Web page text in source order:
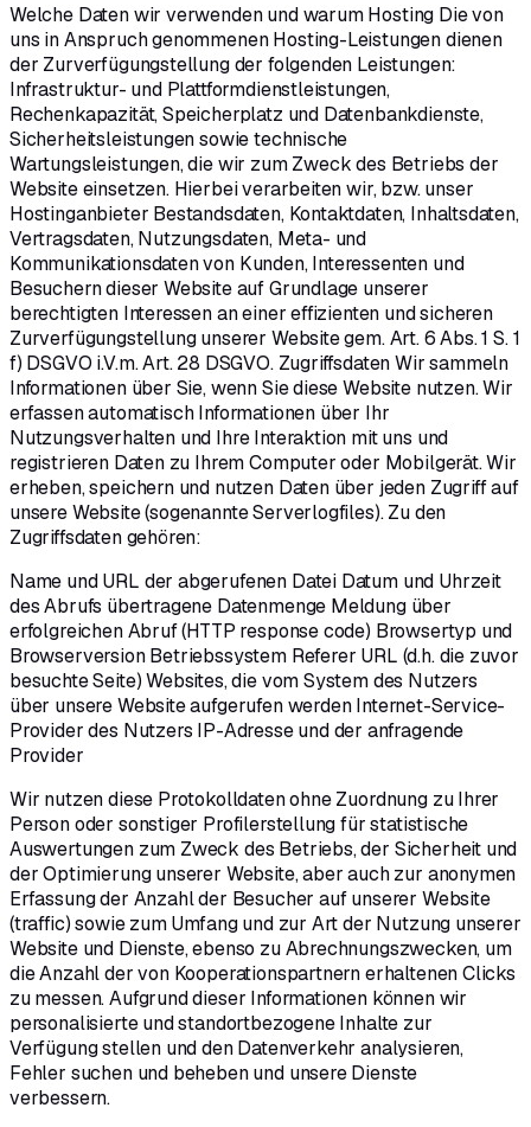
Welche Daten wir verwenden und warum Hosting Die von
uns in Anspruch genommenen Hosting-Leistungen dienen
der Zurverfügungstellung der folgenden Leistungen:
Infrastruktur- und Plattformdienstleistungen,
Rechenkapazität, Speicherplatz und Datenbankdienste,
Sicherheitsleistungen sowie technische
Wartungsleistungen, die wir zum Zweck des Betriebs der
Website einsetzen. Hierbei verarbeiten wir, bzw. unser
Hostinganbieter Bestandsdaten, Kontaktdaten, Inhaltsdaten,
Vertragsdaten, Nutzungsdaten, Meta- und
Kommunikationsdaten von Kunden, Interessenten und
Besuchern dieser Website auf Grundlage unserer
berechtigten Interessen an einer effizienten und sicheren
Zurverfügungstellung unserer Website gem. Art. 6 Abs. 1 S. 1
f) DSGVO i.V.m. Art. 28 DSGVO. Zugriffsdaten Wir sammeln
Informationen über Sie, wenn Sie diese Website nutzen. Wir
erfassen automatisch Informationen über Ihr
Nutzungsverhalten und Ihre Interaktion mit uns und
registrieren Daten zu Ihrem Computer oder Mobilgerät. Wir
erheben, speichern und nutzen Daten über jeden Zugriff auf
unsere Website (sogenannte Serverlogfiles). Zu den
Zugriffsdaten gehören:
Name und URL der abgerufenen Datei Datum und Uhrzeit
des Abrufs übertragene Datenmenge Meldung über
erfolgreichen Abruf (HTTP response code) Browsertyp und
Browserversion Betriebssystem Referer URL (d.h. die zuvor
besuchte Seite) Websites, die vom System des Nutzers
über unsere Website aufgerufen werden Internet-Service-
Provider des Nutzers IP-Adresse und der anfragende
Provider
Wir nutzen diese Protokolldaten ohne Zuordnung zu Ihrer
Person oder sonstiger Profilerstellung für statistische
Auswertungen zum Zweck des Betriebs, der Sicherheit und
der Optimierung unserer Website, aber auch zur anonymen
Erfassung der Anzahl der Besucher auf unserer Website
(traffic) sowie zum Umfang und zur Art der Nutzung unserer
Website und Dienste, ebenso zu Abrechnungszwecken, um
die Anzahl der von Kooperationspartnern erhaltenen Clicks
zu messen. Aufgrund dieser Informationen können wir
personalisierte und standortbezogene Inhalte zur
Verfügung stellen und den Datenverkehr analysieren,
Fehler suchen und beheben und unsere Dienste
verbessern.